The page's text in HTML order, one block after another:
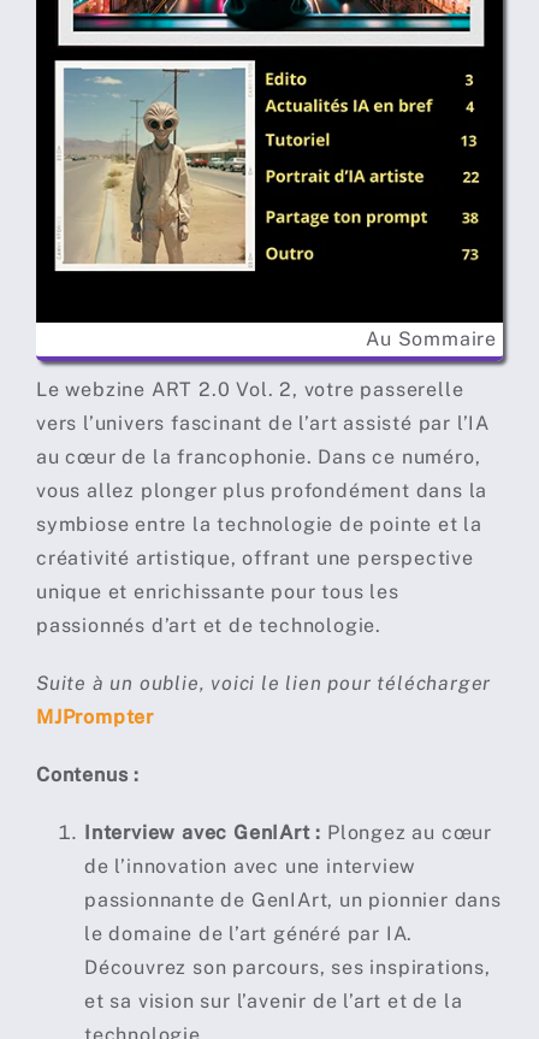
Au Sommaire
Le webzine ART 2.0 Vol. 2, votre passerelle
vers l’univers fascinant de l’art assisté par l’IA
au cœur de la francophonie. Dans ce numéro,
vous allez plonger plus profondément dans la
symbiose entre la technologie de pointe et la
créativité artistique, offrant une perspective
unique et enrichissante pour tous les
passionnés d’art et de technologie.
Suite à un oublie, voici le lien pour télécharger
MJPrompter
Contenus :
Interview avec GenIArt : Plongez au cœur
de l’innovation avec une interview
passionnante de GenIArt, un pionnier dans
le domaine de l’art généré par IA.
Découvrez son parcours, ses inspirations,
et sa vision sur l’avenir de l’art et de la